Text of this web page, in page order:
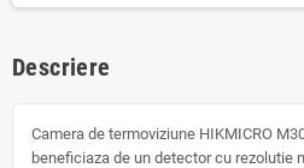
Descriere
Camera de termoviziune HIKMICRO
beneficiaza de un detector cu rezolutie